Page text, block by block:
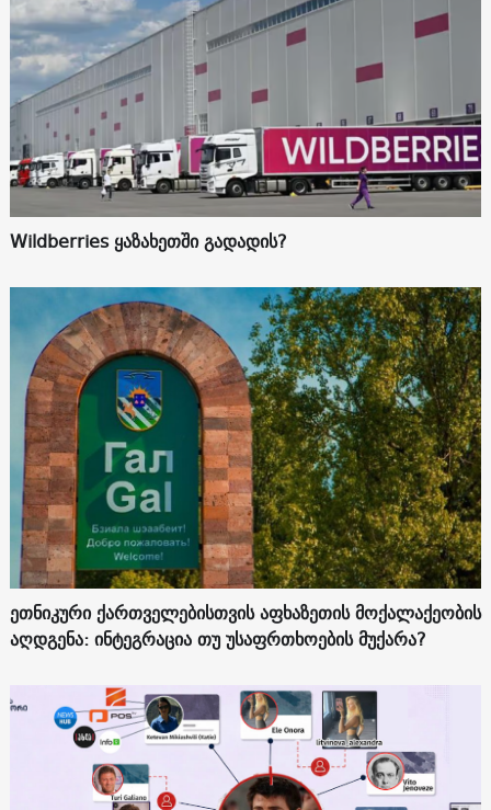
Wildberries ყაზახეთში გადადის?
ეთნიკური ქართველებისთვის აფხაზეთის მოქალაქეობის
აღდგენა: ინტეგრაცია თუ უსაფრთხოების მუქარა?